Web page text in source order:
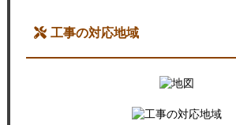
工事の対応地域